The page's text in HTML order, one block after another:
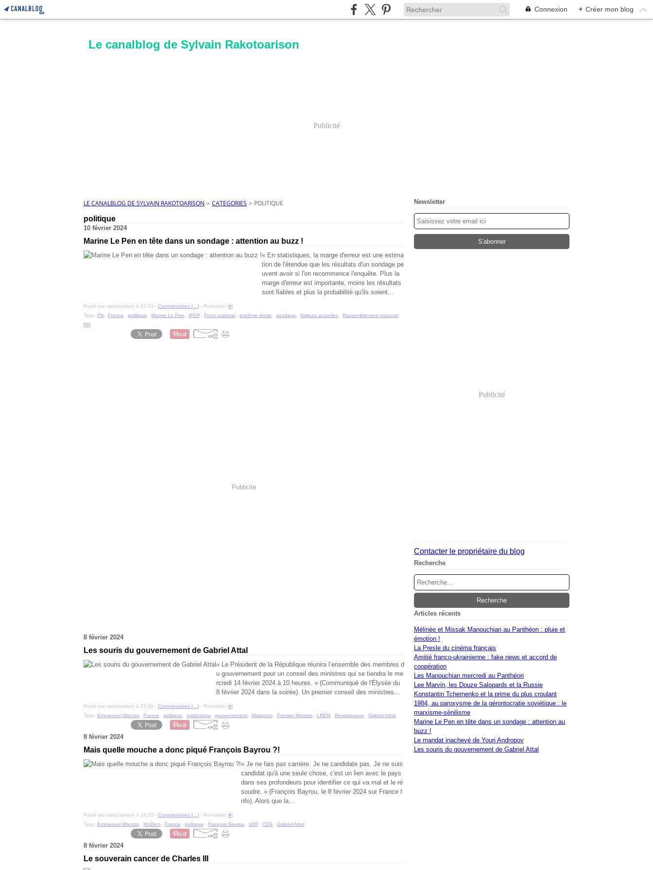
Connexion + Créer mon blog
Le canalblog de Sylvain Rakotoarison
Publicité
LE CANALBLOG DE SYLVAIN RAKOTOARISON > CATEGORIES > POLITIQUE
politique
10 février 2024
Marine Le Pen en tête dans un sondage : attention au buzz !
« En statistiques, la marge d'erreur est une estima
tion de l'étendue que les résultats d'un sondage pe
uvent avoir si l'on recommence l'enquête. Plus la
marge d'erreur est importante, moins les résultats
sont fiables et plus la probabilité qu'ils soient...
Posté par rakotoarison à 07:23 - Commentaires [ ] - Permalien [#]
Tags: FN France politique Marine Le Pen IFOP Front national extrême droite sondage Valeurs actuelles Rassemblement national
RN
Publicité
8 février 2024
Les souris du gouvernement de Gabriel Attal
« Le Président de la République réunira l’ensemble des membres d
u gouvernement pour un conseil des ministres qui se tiendra le me
rcredi 14 février 2024 à 10 heures. » (Communiqué de l'Élysée du
8 février 2024 dans la soirée). Un premier conseil des ministres...
Posté par rakotoarison à 23:09 - Commentaires [ ] - Permalien [#]
Tags: Emmanuel Macron France politique institutions gouvernement Matignon Premier Ministre LREM Renaissance Gabriel Attal
8 février 2024
Mais quelle mouche a donc piqué François Bayrou ?!
« Je ne fais pas carrière. Je ne candidate pas. Je ne suis
candidat qu'à une seule chose, c'est un lien avec le pays
dans ses profondeurs pour identifier ce qui va mal et le ré
soudre. » (François Bayrou, le 8 février 2024 sur France I
nfo). Alors que la...
Posté par rakotoarison à 16:23 - Commentaires [ ] - Permalien [#]
Tags: Emmanuel Macron MoDem France politique François Bayrou UDF, CDS Gabriel Attal
8 février 2024
Le souverain cancer de Charles III
Newsletter
Publicité
Contacter le propriétaire du blog
Recherche
Articles récents
Mélinée et Missak Manouchian au Panthéon : pluie et
émotion !
La Presle du cinéma français
Amitié franco-ukrainienne : fake news et accord de
coopération
Les Manouchian mercredi au Panthéon
Lee Marvin, les Douze Salopards et la Russie
Konstantin Tchernenko et la prime du plus croulant
1984, au paroxysme de la gérontocratie soviétique : le
marxisme-sénilisme
Marine Le Pen en tête dans un sondage : attention au
buzz !
Le mandat inachevé de Youri Andropov
Les souris du gouvernement de Gabriel Attal